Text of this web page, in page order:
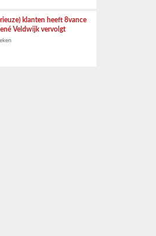
klanten heeft 8vance
Veldwijk vervolgt